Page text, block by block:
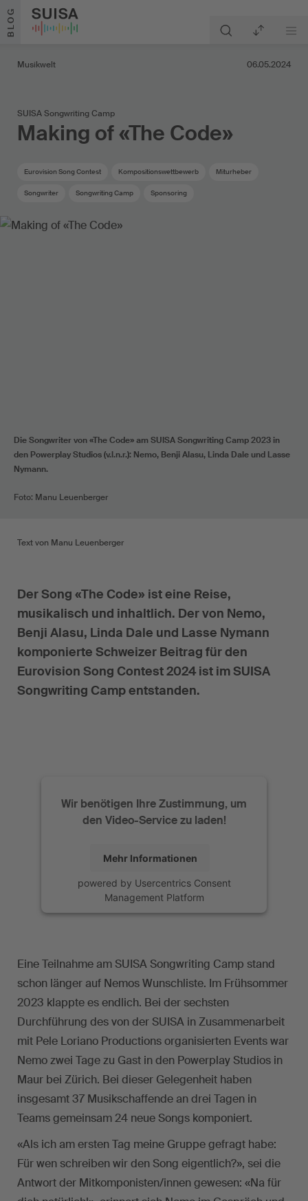
Zum Inhalt springen
BLOG
Musikwelt 06.05.2024
SUISA Songwriting Camp
Making of «The Code»
Eurovision Song Contest Kompositionswettbewerb Miturheber
Songwriter Songwriting Camp Sponsoring
Die Songwriter von «The Code» am SUISA Songwriting Camp 2023 in
den Powerplay Studios (v.l.n.r.): Nemo, Benji Alasu, Linda Dale und Lasse
Nymann.
Foto: Manu Leuenberger
Text von Manu Leuenberger
Der Song «The Code» ist eine Reise,
musikalisch und inhaltlich. Der von Nemo,
Benji Alasu, Linda Dale und Lasse Nymann
komponierte Schweizer Beitrag für den
Eurovision Song Contest 2024 ist im SUISA
Songwriting Camp entstanden.
Wir benötigen Ihre Zustimmung, um
den Video-Service zu laden!
Mehr Informationen
powered by Usercentrics Consent
Management Platform
Eine Teilnahme am SUISA Songwriting Camp stand
schon länger auf Nemos Wunschliste. Im Frühsommer
2023 klappte es endlich. Bei der sechsten
Durchführung des von der SUISA in Zusammenarbeit
mit Pele Loriano Productions organisierten Events war
Nemo zwei Tage zu Gast in den Powerplay Studios in
Maur bei Zürich. Bei dieser Gelegenheit haben
insgesamt 37 Musikschaffende an drei Tagen in
Teams gemeinsam 24 neue Songs komponiert.
«Als ich am ersten Tag meine Gruppe gefragt habe:
Für wen schreiben wir den Song eigentlich?», sei die
Antwort der Mitkomponisten/innen gewesen: «Na für